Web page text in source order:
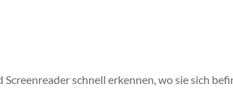
schnell erkennen, wo sie sich